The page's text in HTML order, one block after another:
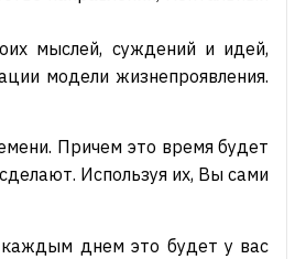
мыслей, суждений и идей,
модели жизнепроявления.
Причем это время будет
Используя их, Вы сами
каждым днем это будет у вас